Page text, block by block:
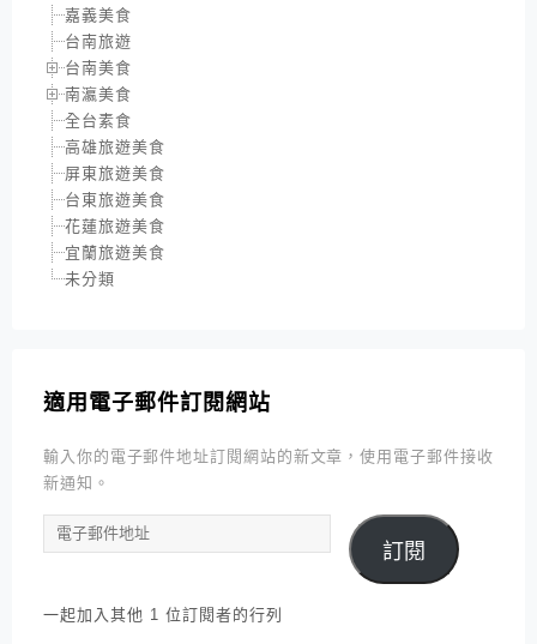
嘉義美食
台南旅遊
台南美食
南瀛美食
全台素食
高雄旅遊美食
屏東旅遊美食
台東旅遊美食
花蓮旅遊美食
宜蘭旅遊美食
未分類
適用電子郵件訂閱網站
輸入你的電子郵件地址訂閱網站的新文章，使用電子郵件接收
新通知。
電
子
件
訂閱
一起加入其他 1 位訂閱者的行列